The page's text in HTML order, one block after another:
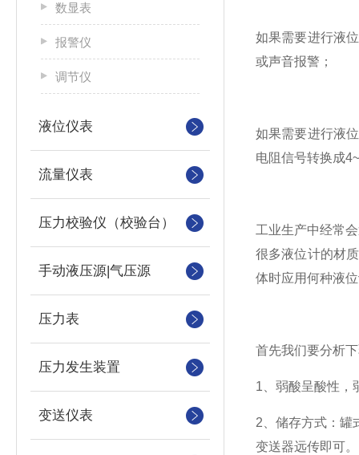
数显表
报警仪
调节仪
液位仪表
流量仪表
压力校验仪（校验台）
手动液压源|气压源
压力表
压力发生装置
变送仪表
如果需要进行液
或声音报警；
如果需要进行液
电阻信号转换成
工业生产中经常
很多液位计的材
体时应用何种液
首先我们要分析
1、弱酸呈酸性，
2、储存方式：罐
变送器远传即可